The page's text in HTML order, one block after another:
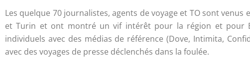
Les quelque 70 journalistes, agents de voyage et TO sont
et Turin et ont montré un vif intérêt pour la région et pour
individuels avec des médias de référence (Dove, Intimita,
avec des voyages de presse déclenchés dans la foulée.